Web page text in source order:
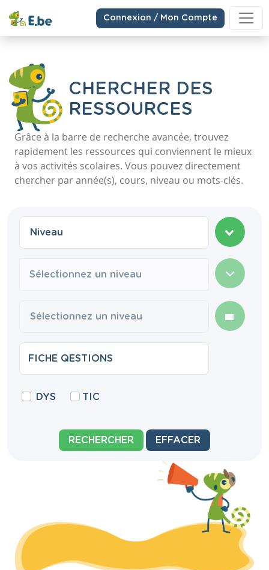
Connexion / Mon Compte
CHERCHER DES
RESSOURCES
Grâce à la barre de recherche avancée, trouvez
rapidement les ressources qui conviennent le mieux
à vos activités scolaires. Vous pouvez directement
chercher par année(s), cours, niveau ou mots-clés.
Sélectionnez un niveau
DYS TIC
RECHERCHER EFFACER